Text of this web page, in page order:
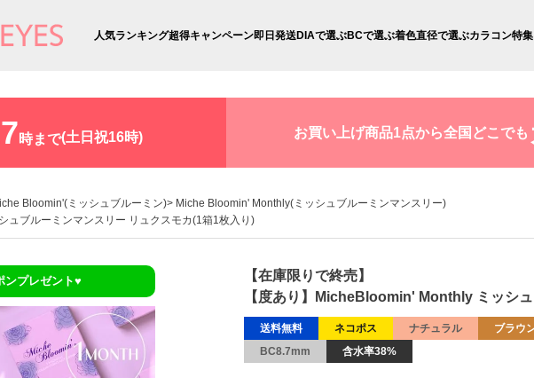
人気ランキング超得キャンペーン即日発送DIAで選ぶBCで選ぶ着色直径で選ぶカラコン特集
時まで(土日祝16時) お買い上げ商品1点から全国どこでも
Bloomin'(ミッシュブルーミン)
Miche Bloomin' Monthly(ミッシュブルーミンマンスリー)
ュブルーミンマンスリー リュクスモカ(1箱1枚入り)
ンプレゼント♥
【在庫限りで終売】
【度あり】MicheBloomin' Monthly ミッシ
送料無料 ネコポス ナチュラル ブラウ
BC8.7mm
含水率38%